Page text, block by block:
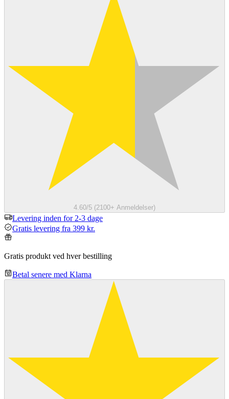
4.60/5 (2100+ Anmeldelser)
Levering inden for 2-3 dage
Gratis levering fra 399 kr.
Gratis produkt ved hver bestilling
Betal senere med Klarna